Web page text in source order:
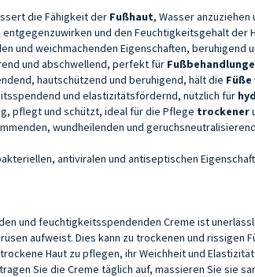
die Fähigkeit der Fußhaut, Wasser anzuziehen
entgegenzuwirken und den Feuchtigkeitsgehalt der
und weichmachenden Eigenschaften, beruhigend
und abschwellend, perfekt für
hautschützend und beruhigend, hält die Füße
und elastizitätsfördernd, nützlich für
pflegt und schützt, ideal für die Pflege trockener
wundheilenden und
antiviralen und antiseptischen
und feuchtigkeitsspendenden Creme ist
aufweist. Dies kann zu trockenen und
Haut zu pflegen, ihr Weichheit und
Sie die Creme täglich auf, massieren Sie sie